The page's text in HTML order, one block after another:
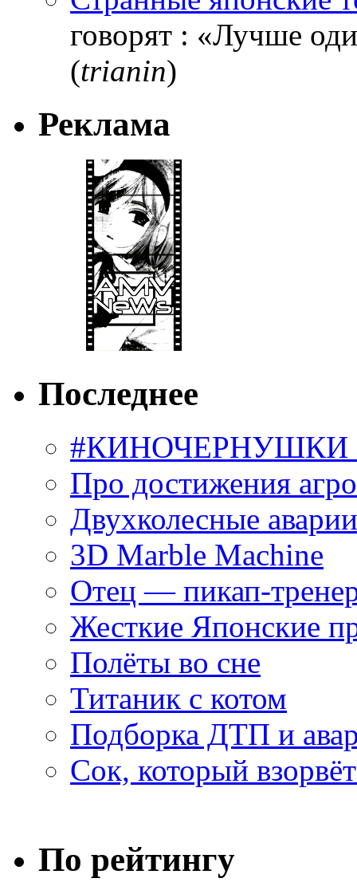
говорят : «Лучше
(trianin)
Реклама
Последнее
#КИНОЧЕРНУШКИ
Про достижения
Двухколесные
3D Marble Machine
Отец — пикап-
Жесткие Японские
Полёты во сне
Титаник с котом
Подборка ДТП и
Сок, который
По рейтингу